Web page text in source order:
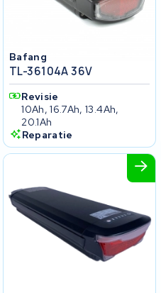
Bafang
TL-36104A 36V
Revisie
10Ah, 16.7Ah, 13.4Ah,
20.1Ah
Reparatie